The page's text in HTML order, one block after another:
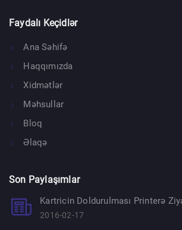
Faydalı Keçidlər
Ana Səhifə
Haqqımızda
Xidmətlər
Məhsullar
Bloq
Əlaqə
Son Paylaşımlar
Kartricin Doldurulması Printerə
2016-02-17